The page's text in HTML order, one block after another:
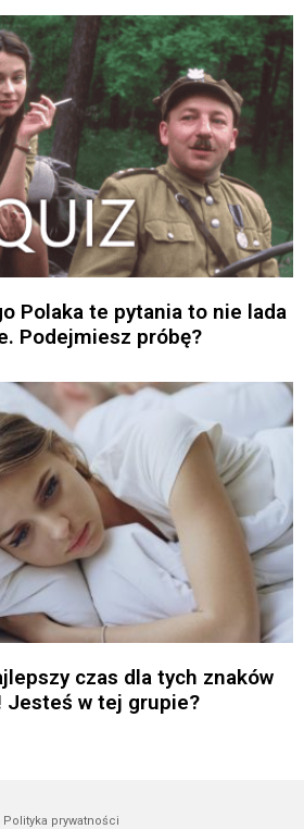
Polaka te pytania to nie lada
Podejmiesz próbę?
czas dla tych znaków
Jesteś w tej grupie?
Polityka prywatności